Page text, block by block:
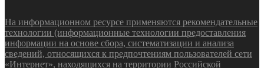
На информационном ресурсе применяются рекомендательные
технологии (информационные технологии предоставления
информации на основе сбора, систематизации и анализа
сведений, относящихся к предпочтениям пользователей сети
«Интернет», находящихся на территории Российской